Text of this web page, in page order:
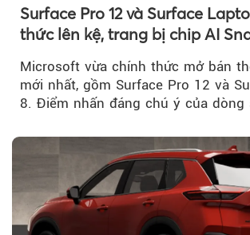
Surface Pro 12 và Surface
thức lên kệ, trang bị chip AI
Microsoft vừa chính thức mở bán
mới nhất, gồm Surface Pro 12 và
8. Điểm nhấn đáng chú ý của dòng